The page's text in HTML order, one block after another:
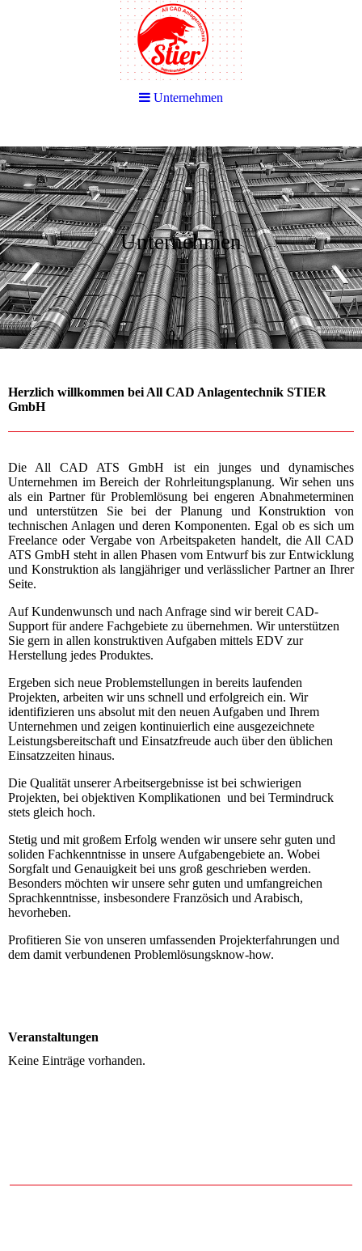
Unternehmen
Herzlich willkommen bei All CAD Anlagentechnik STIER
GmbH
Die All CAD ATS GmbH ist ein junges und dynamisches
Unternehmen im Bereich der Rohrleitungsplanung. Wir sehen uns
als ein Partner für Problemlösung bei engeren Abnahmeterminen
und unterstützen Sie bei der Planung und Konstruktion von
technischen Anlagen und deren Komponenten. Egal ob es sich um
Freelance oder Vergabe von Arbeitspaketen handelt, die All CAD
ATS GmbH steht in allen Phasen vom Entwurf bis zur Entwicklung
und Konstruktion als langjähriger und verlässlicher Partner an Ihrer
Seite.
Auf Kundenwunsch und nach Anfrage sind wir bereit CAD-
Support für andere Fachgebiete zu übernehmen. Wir unterstützen
Sie gern in allen konstruktiven Aufgaben mittels EDV zur
Herstellung jedes Produktes.
Ergeben sich neue Problem­stellungen in bereits laufenden
Projekten, arbeiten wir uns schnell und erfolgreich ein. Wir
identifizieren uns absolut mit den neuen Aufgaben und Ihrem
Unternehmen und zeigen kontinuierlich eine ausgezeichnete
Leistungsbereitschaft und Einsatz­freude auch über den üblichen
Einsatz­zeiten hinaus.
Die Qualität unserer Arbeitsergebnisse ist bei schwierigen
Projekten, bei objektiven Komplikationen und bei Termindruck
stets gleich hoch.
Stetig und mit großem Erfolg wenden wir unsere sehr guten und
soliden Fachkenntnisse in unsere Aufgabengebiete an. Wobei
Sorgfalt und Genauigkeit bei uns groß geschrieben werden.
Besonders möchten wir unsere sehr guten und umfangreichen
Sprach­kenntnisse, insbesondere Französich und Arabisch,
hevorheben.
Profitieren Sie von unseren umfassenden Projekt­erfahrungen und
dem damit verbundenen Problem­lösungs­know-how.
Veranstaltungen
Keine Einträge vorhanden.
Unternehmen